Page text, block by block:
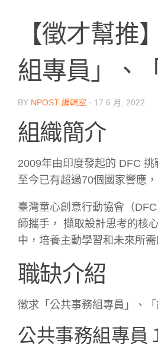
【徵才幫推
組專員」、
BY NPOST 編輯室 · 17 6 月, 2022
組織簡介
2009年由印度發起的 DFC
至今已有超過70個國家響應
臺灣童心創意行動協會（
師攜手， 擷取設計思考的核
中，培養主動學習和未來所
職缺介紹
徵求「公共事務組專員」、
公共事務組專員